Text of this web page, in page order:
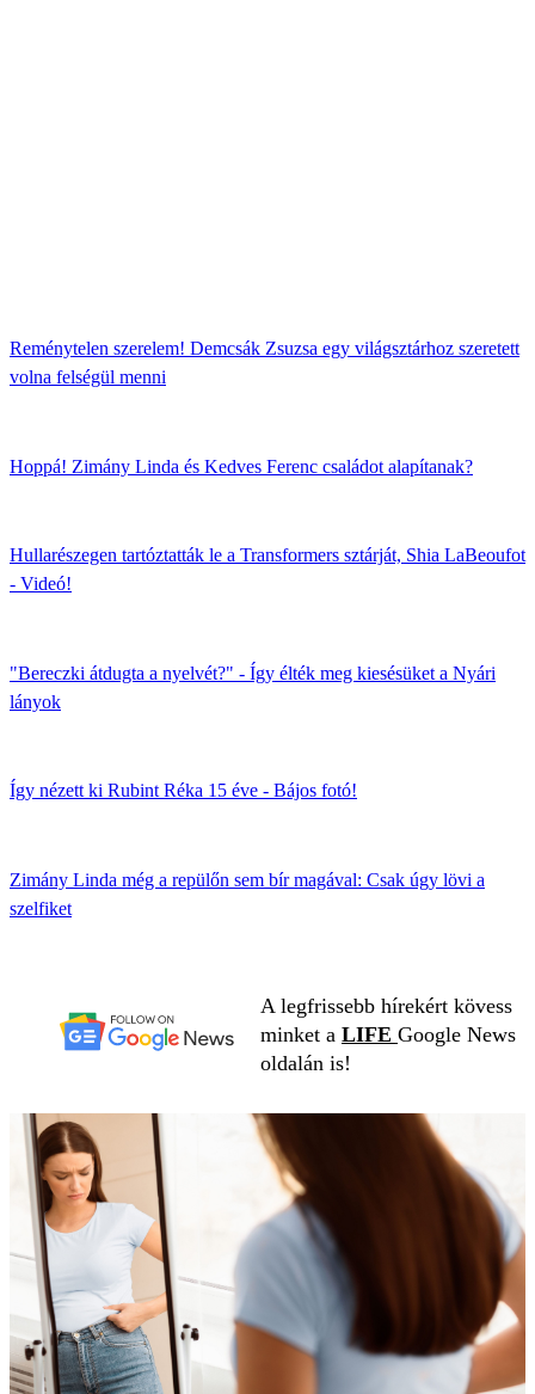
Reménytelen szerelem! Demcsák Zsuzsa egy világsztárhoz szeretett
volna felségül menni
Hoppá! Zimány Linda és Kedves Ferenc családot alapítanak?
Hullarészegen tartóztatták le a Transformers sztárját, Shia LaBeoufot
- Videó!
"Bereczki átdugta a nyelvét?" - Így élték meg kiesésüket a Nyári
lányok
Így nézett ki Rubint Réka 15 éve - Bájos fotó!
Zimány Linda még a repülőn sem bír magával: Csak úgy lövi a
szelfiket
A legfrissebb hírekért kövess
minket a LIFE Google News
oldalán is!